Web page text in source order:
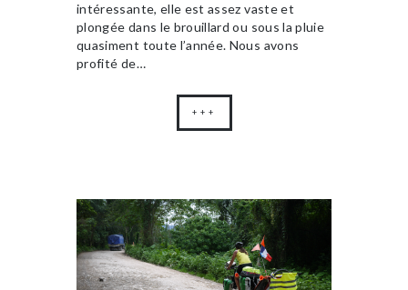
intéressante, elle est assez vaste et
plongée dans le brouillard ou sous la pluie
quasiment toute l’année. Nous avons
profité de…
+++